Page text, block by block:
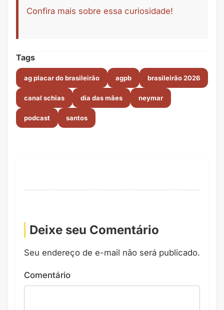
Confira mais sobre essa curiosidade!
Tags
ag placar do brasileirão agpb brasileirão 2026
canal schias dia das mães neymar
podcast santos
Deixe seu Comentário
Seu endereço de e-mail não será publicado.
Comentário